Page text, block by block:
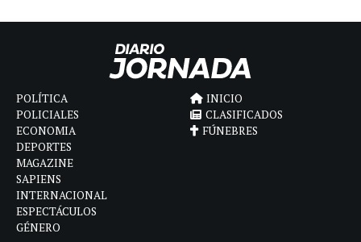
POLÍTICA
POLICIALES
ECONOMIA
DEPORTES
MAGAZINE
SAPIENS
INTERNACIONAL
ESPECTÁCULOS
GÉNERO
INICIO
CLASIFICADOS
FÚNEBRES